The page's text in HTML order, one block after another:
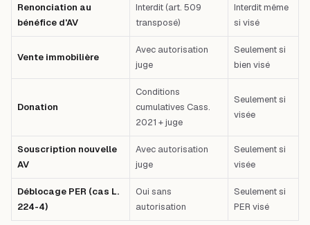
Renonciation au
bénéfice d'AV
Interdit (art. 509
transposé)
Interdit même
si visé
Vente immobilière
Avec autorisation
juge
Seulement si
bien visé
Donation
Conditions
cumulatives Cass.
2021 + juge
Seulement si
visée
Souscription nouvelle
AV
Avec autorisation
juge
Seulement si
visée
Déblocage PER (cas L.
224-4)
Oui sans
autorisation
Seulement si
PER visé